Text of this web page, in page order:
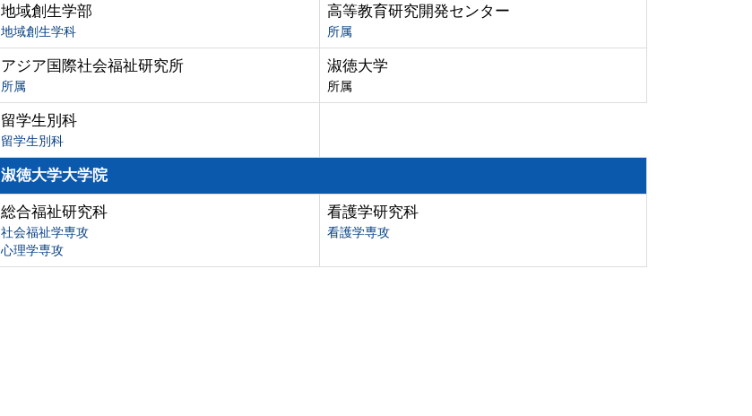
地域創生学部
地域創生学科
高等教育研究開発センター
所属
アジア国際社会福祉研究所
所属
淑徳大学
所属
留学生別科
留学生別科
淑徳大学大学院
総合福祉研究科
社会福祉学専攻
心理学専攻
看護学研究科
看護学専攻